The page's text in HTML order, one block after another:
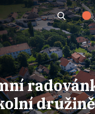
družině